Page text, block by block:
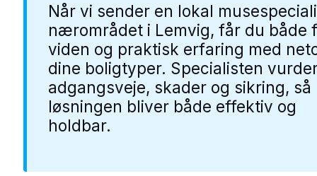
Når vi sender en lokal
nærområdet i Lemvig, får du både
viden og praktisk erfaring med
dine boligtyper. Specialisten
adgangsveje, skader og sikring, så
løsningen bliver både effektiv og
holdbar.